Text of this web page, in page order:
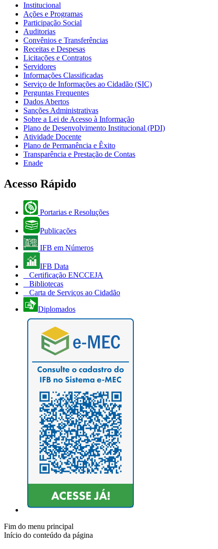
Institucional
Ações e Programas
Participação Social
Auditorias
Convênios e Transferências
Receitas e Despesas
Licitações e Contratos
Servidores
Informações Classificadas
Serviço de Informações ao Cidadão (SIC)
Perguntas Frequentes
Dados Abertos
Sanções Administrativas
Sobre a Lei de Acesso à Informação
Plano de Desenvolvimento Institucional (PDI)
Atividade Docente
Plano de Permanência e Êxito
Transparência e Prestação de Contas
Enade
Acesso Rápido
Portarias e Resoluções
Publicações
IFB em Números
IFB Data
Certificação ENCCEJA
Bibliotecas
Carta de Serviços ao Cidadão
Diplomados
Fim do menu principal
Início do conteúdo da página